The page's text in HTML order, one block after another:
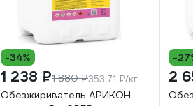
-34%
1 238 ₽1 880 ₽353.71 ₽/кг
Обезжириватель АРИКОН
-
2